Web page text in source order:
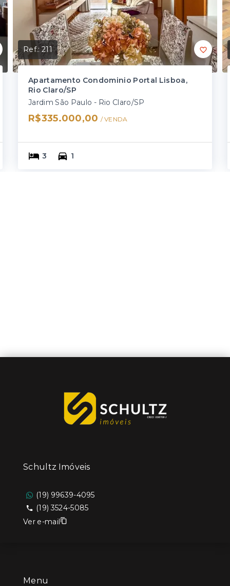
Ref.:211
Apartamento Condominio Portal Lisboa,
Rio Claro/SP
Jardim São Paulo - Rio Claro/SP
R$335.000,00 / VENDA
3 1
Menu
Schultz Imóveis
(19) 99639-4095
(19) 3524-5085
Ver e-mail